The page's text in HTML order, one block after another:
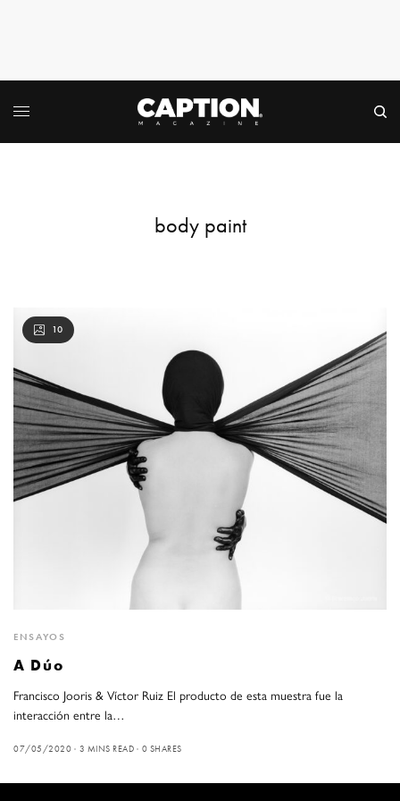
body paint
10
ENSAYOS
A Dúo
Francisco Jooris & Víctor Ruiz El producto de esta muestra fue la
interacción entre la…
07/05/2020 3 MINS READ 0 SHARES